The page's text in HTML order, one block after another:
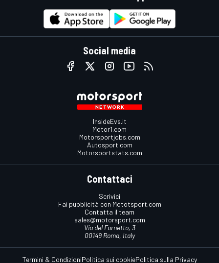
Social media
InsideEvs.it
Motor1.com
Motorsportjobs.com
Autosport.com
Motorsportstats.com
Contattaci
Scrivici
Fai pubblicità con Mototsport.com
Contatta il team
sales@motorsport.com
Via del Fornetto, 3
00149 Roma, Italy
Termini & CondizioniPolitica sui cookiePolitica sulla Privacy